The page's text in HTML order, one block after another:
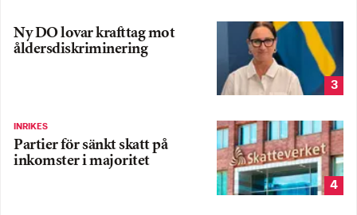
Ny DO lovar krafttag mot
åldersdiskriminering
3
INRIKES
Partier för sänkt skatt på
inkomster i majoritet
4